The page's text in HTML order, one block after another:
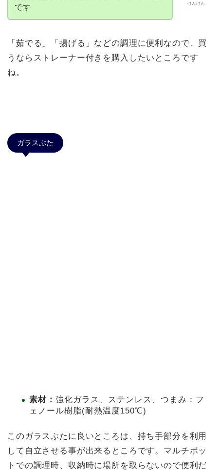
けんけん
です
「茹でる」「揚げる」などの調理に便利なので、買
うならストレーナー付きを購入したいところです
ね。
ガラスぶた
素材： 強化ガラス、ステンレス、つまみ：フ
ェノール樹脂(耐熱温度150℃)
このガラスぶたに良いところは、持ち手部分を利用
して自立させる事が出来るところです。マルチポッ
トでの調理時、収納時に場所を取らないので便利だ